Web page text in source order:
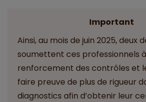
Important
Ainsi, au mois de juin 2025, deux
soumettent ces professionnels
renforcement des contrôles et
faire preuve de plus de rigueur
diagnostics afin d’obtenir leur